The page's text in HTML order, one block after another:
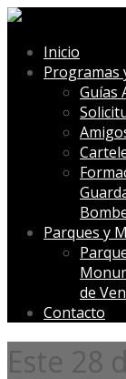
Inicio
Programas
Guías
Parques y
de
Contacto
Este 28